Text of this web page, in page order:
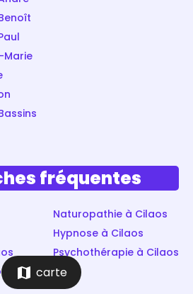
Marie
fréquentes
Naturopathie à Cilaos
Hypnose à Cilaos
Psychothérapie à Cilaos
map carte